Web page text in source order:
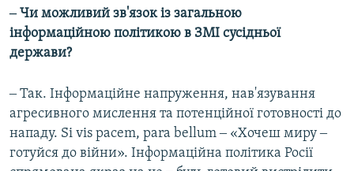
‒ Чи можливий зв'язок із загальною
інформаційною політикою в ЗМІ сусідньої
держави?
‒ Так. Інформаційне напруження, нав'язування
агресивного мислення та потенційної готовності до
нападу. Si vis pacem, para bellum ‒ «Хочеш миру ‒
готуйся до війни». Інформаційна політика Росії